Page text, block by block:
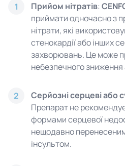
1 Прийом нітратів:
приймати одночасно з
нітрати, які
стенокардії або інших
захворювань. Це може
небезпечного зниження
2 Серйозні серцеві або
Препарат не
формами серцевої
нещодавно
інсультом.